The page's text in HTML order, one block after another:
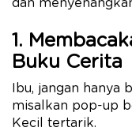
dan
1.
Buku Cerita
Ibu, jangan hanya
misalkan pop-up
Kecil tertarik.